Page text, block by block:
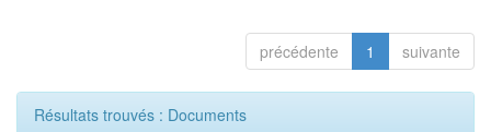
précédente 1 suivante
Résultats trouvés : Documents